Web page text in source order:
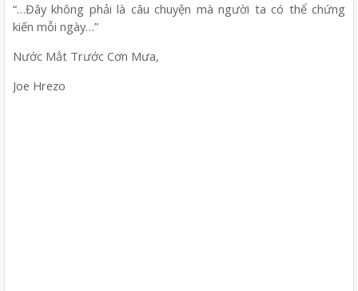
“…Đây không phải là câu chuyện mà người ta có thể chứng
kiến mỗi ngày…”
Nước Mắt Trước Cơn Mưa,
Joe Hrezo